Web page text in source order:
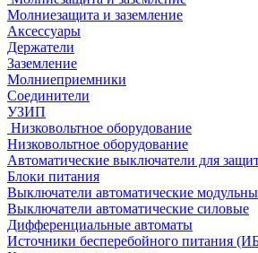
Молниезащита и заземление
Аксессуары
Держатели
Заземление
Молниеприемники
Соединители
УЗИП
Низковольтное оборудование
Низковольтное оборудование
Автоматические выключатели для
Блоки питания
Выключатели автоматические
Выключатели автоматические силовые
Дифференциальные автоматы
Источники бесперебойного питания